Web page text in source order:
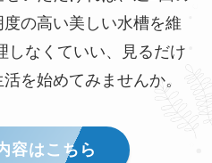
の高い美しい水槽を維
しなくていい、見るだけ
を始めてみませんか。
容はこちら